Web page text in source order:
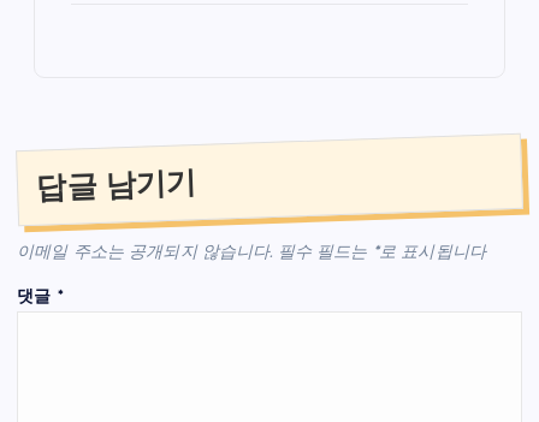
답글 남기기
이메일 주소는 공개되지 않습니다. 필수 필드는 *로 표시됩니다
댓글 *